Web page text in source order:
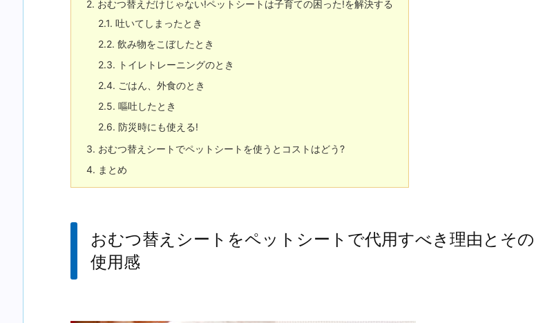
2. おむつ替えだけじゃない!ペットシートは子育ての困った!を解決する
2.1. 吐いてしまったとき
2.2. 飲み物をこぼしたとき
2.3. トイレトレーニングのとき
2.4. ごはん、外食のとき
2.5. 嘔吐したとき
2.6. 防災時にも使える!
3. おむつ替えシートでペットシートを使うとコストはどう?
4. まとめ
おむつ替えシートをペットシートで代用すべき理由とその
使用感